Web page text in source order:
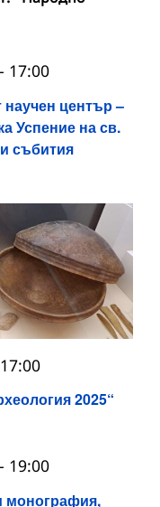
център –
Успение на св.
събития
- 17:00
2025“
17:00
монография,
- 19:00